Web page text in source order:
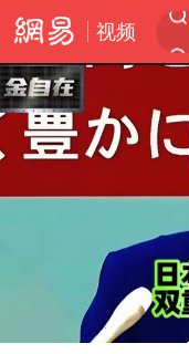
视频
Play
00:00